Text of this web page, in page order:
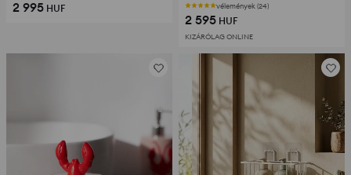
2 995 HUF vélemények (24)
2 595 HUF
KIZÁRÓLAG ONLINE